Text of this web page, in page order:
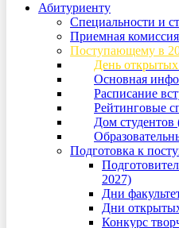
Абитуриенту
Специальности и
Приемная комиссия
Поступающему в
День
Основная
Расписание
Рейтинговые
Дом
Подготовка к
2027)
Дни
Дни
Конкурс